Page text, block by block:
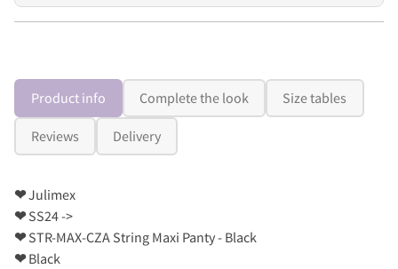
Product info Complete the look Size tables
Reviews Delivery
❤Julimex
❤SS24 ->
❤STR-MAX-CZA String Maxi Panty - Black
❤Black